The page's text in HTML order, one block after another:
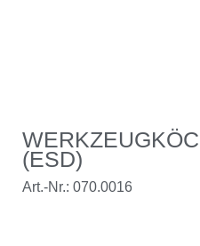
(ESD)
Art.-Nr.: 070.0016